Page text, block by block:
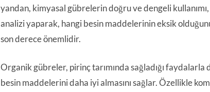
yandan, kimyasal gübrelerin doğru ve dengeli
analizi yaparak, hangi besin maddelerinin eksik
son derece önemlidir.
Organik gübreler, pirinç tarımında sağladığı
besin maddelerini daha iyi almasını sağlar. Özellikle